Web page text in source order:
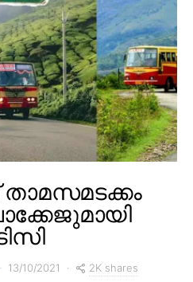
13/10/2021 2K shares